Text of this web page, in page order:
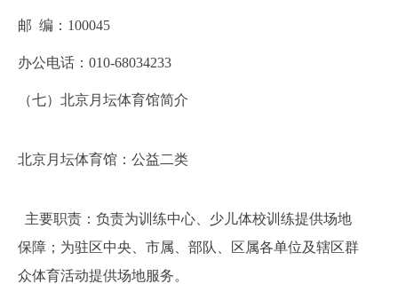
邮 编： 100045
办公电话：010-68034233
（七）北京月坛体育馆简介
北京月坛体育馆：公益二类
主要职责：负责为训练中心、少儿体校训练提供场地
保障；为驻区中央、市属、部队、区属各单位及辖区群
众体育活动提供场地服务。